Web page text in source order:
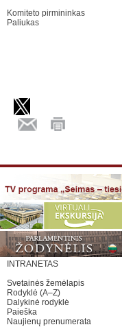
Komiteto
Paliukas
INTRANETAS
Svetainės žemėlapis
Rodyklė (A–Z)
Dalykinė rodyklė
Paieška
Naujienų prenumerata